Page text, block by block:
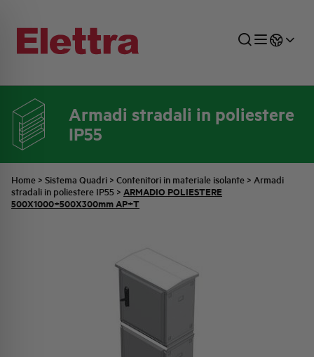
Armadi stradali in poliestere
IP55
Home > Sistema Quadri > Contenitori in materiale isolante > Armadi
stradali in poliestere IP55 > ARMADIO POLIESTERE
500X1000+500X300mm AP+T
SETTORI
INDUSTRIALE
DISTRIBUZIONE DI ENERGIA
AUTOMAZIONE INDUSTRIALE
RETE COMMERCIALE
UFFICIO TECNICO
PREVENTIVAZIONE
COMMESSE QUADRI
AZIENDA
FAMIGLIA BELLINI
IDENTITÀ AZIENDALE
TUTTE LE NEWS
ULTIME NOTIZIE ISTITUZIONALI
JOB CAREERS
PARTNER